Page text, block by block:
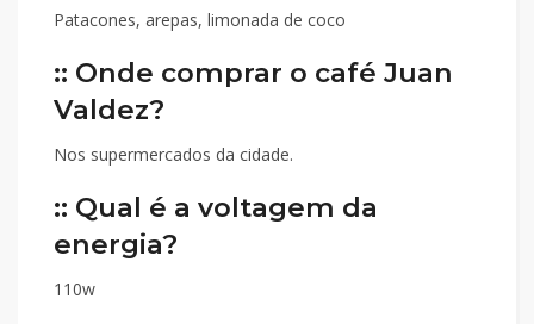
Patacones, arepas, limonada de coco
:: Onde comprar o café Juan
Valdez?
Nos supermercados da cidade.
:: Qual é a voltagem da
energia?
110w